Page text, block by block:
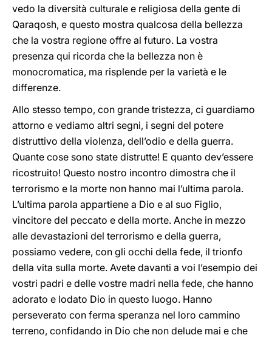
vedo la diversità culturale e religiosa della gente di
Qaraqosh, e questo mostra qualcosa della bellezza
che la vostra regione offre al futuro. La vostra
presenza qui ricorda che la bellezza non è
monocromatica, ma risplende per la varietà e le
differenze.
Allo stesso tempo, con grande tristezza, ci guardiamo
attorno e vediamo altri segni, i segni del potere
distruttivo della violenza, dell’odio e della guerra.
Quante cose sono state distrutte! E quanto dev’essere
ricostruito! Questo nostro incontro dimostra che il
terrorismo e la morte non hanno mai l’ultima parola.
L’ultima parola appartiene a Dio e al suo Figlio,
vincitore del peccato e della morte. Anche in mezzo
alle devastazioni del terrorismo e della guerra,
possiamo vedere, con gli occhi della fede, il trionfo
della vita sulla morte. Avete davanti a voi l’esempio dei
vostri padri e delle vostre madri nella fede, che hanno
adorato e lodato Dio in questo luogo. Hanno
perseverato con ferma speranza nel loro cammino
terreno, confidando in Dio che non delude mai e che